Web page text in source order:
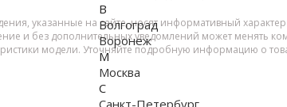
указанные на сайте, носят информативный
и без дополнительных уведомлений может менять
модели. Уточняйте подробную информацию о
В
Волгоград
Воронеж
М
Москва
С
Санкт-Петербург